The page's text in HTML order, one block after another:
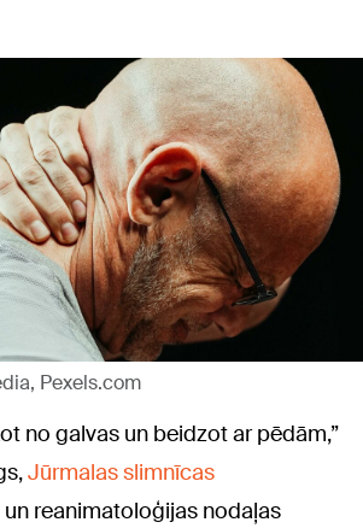
Pexels.com
no galvas un beidzot ar pēdām,”
Jūrmalas slimnīcas
reanimatoloģijas nodaļas